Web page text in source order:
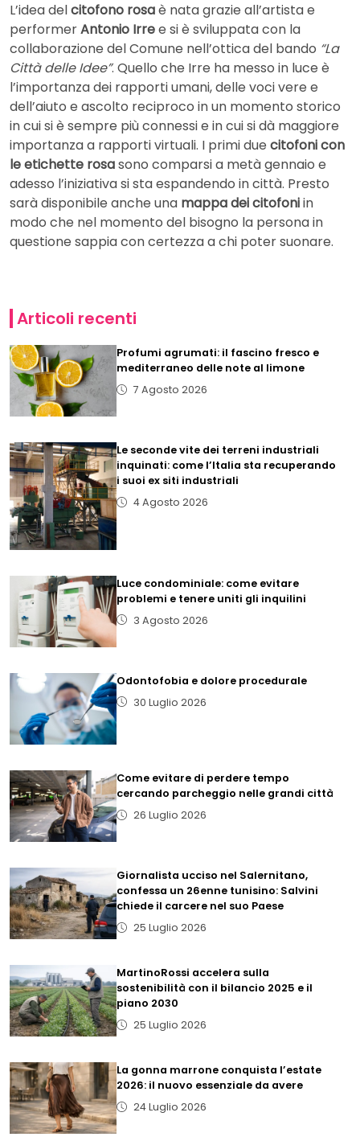
L’idea delcitofono rosaè nata grazie all’artista e
performerAntonio Irree si è sviluppata con la
collaborazione del Comune nell’ottica del bando “La
Città delle Idee”. Quello che Irre ha messo in luce è
l’importanza dei rapporti umani, delle voci vere e
dell’aiuto e ascolto reciproco in un momento storico
in cui si è sempre più connessi e in cui si dà maggiore
importanza a rapporti virtuali. I primi due citofoni con
le etichette rosasono comparsi a metà gennaio e
adesso l’iniziativa si sta espandendo in città. Presto
sarà disponibile anche una mappa dei citofoniin
modo che nel momento del bisogno la persona in
questione sappia con certezza a chi poter suonare.
Articoli recenti
Profumi agrumati: il fascino fresco e
mediterraneo delle note al limone
7 Agosto 2026
Le seconde vite dei terreni industriali
inquinati: come l’Italia sta recuperando
i suoi ex siti industriali
4 Agosto 2026
Luce condominiale: come evitare
problemi e tenere uniti gli inquilini
3 Agosto 2026
Odontofobia e dolore procedurale
30 Luglio 2026
Come evitare di perdere tempo
cercando parcheggio nelle grandi città
26 Luglio 2026
Giornalista ucciso nel Salernitano,
confessa un 26enne tunisino: Salvini
chiede il carcere nel suo Paese
25 Luglio 2026
MartinoRossi accelera sulla
sostenibilità con il bilancio 2025 e il
piano 2030
25 Luglio 2026
La gonna marrone conquista l’estate
2026: il nuovo essenziale da avere
24 Luglio 2026